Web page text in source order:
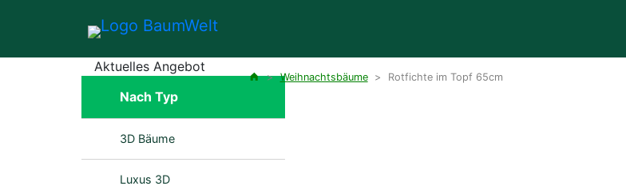
Aktuelles Angebot
Nach Typ
3D Bäume
Luxus 3D
> Weihnachtsbäume > Rotfichte im Topf 65cm